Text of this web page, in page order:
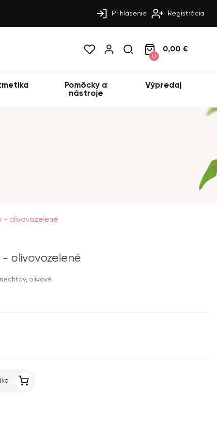
Prihlásenie Registrácia
0
0,00 €
Pomôcky a
nástroje
Výpredaj
- olivovozelené
olivovozelené
olivové.